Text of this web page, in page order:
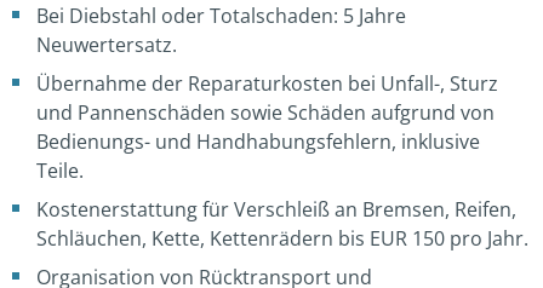
Bei Diebstahl oder Totalschaden: 5 Jahre
Neuwertersatz.
Übernahme der Reparaturkosten bei Unfall-, Sturz
und Pannenschäden sowie Schäden aufgrund von
Bedienungs- und Handhabungsfehlern, inklusive
Teile.
Kostenerstattung für Verschleiß an Bremsen, Reifen,
Schläuchen, Kette, Kettenrädern bis EUR 150 pro Jahr.
Organisation von Rücktransport und